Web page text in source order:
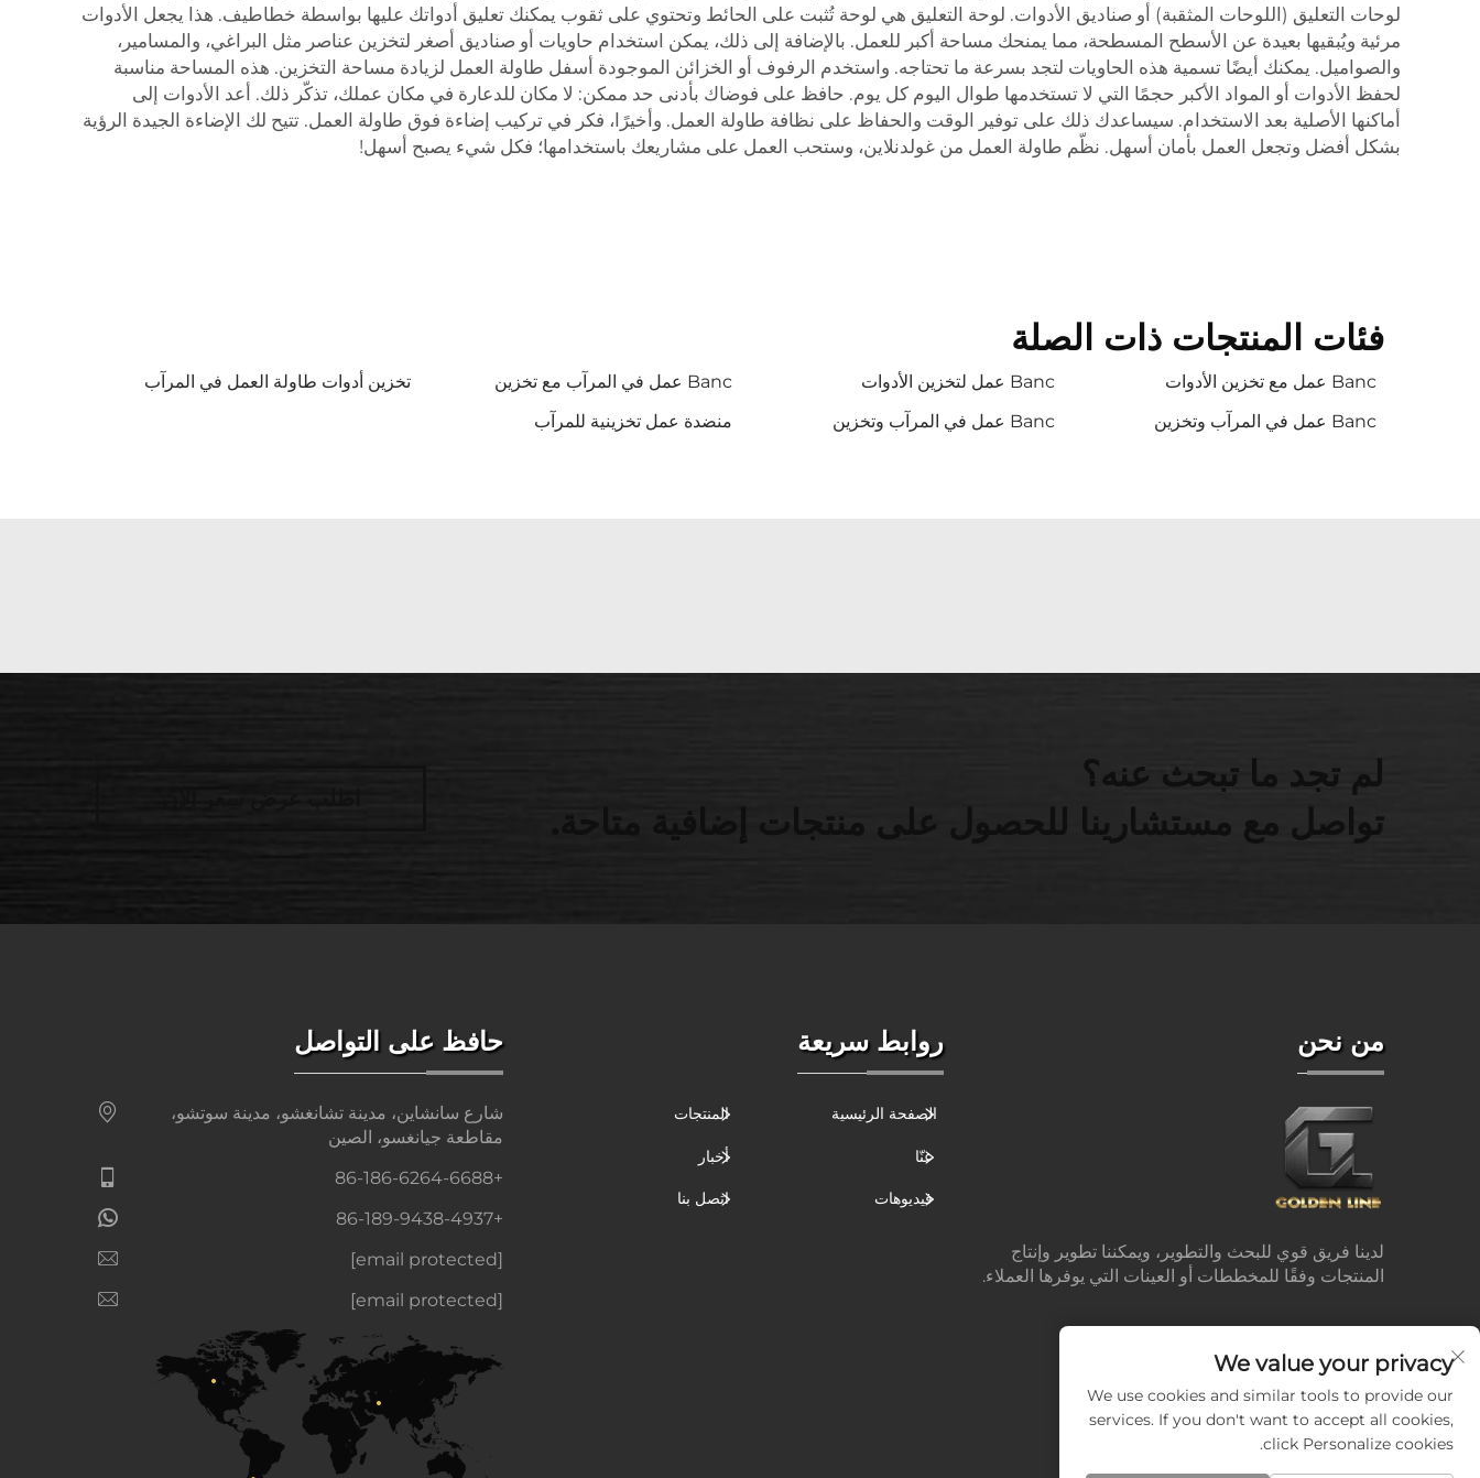
لوحات التعليق (اللوحات المثقبة) أو صناديق الأدوات. لوحة التعليق هي لوحة تُثبت على الحائط وتحتوي على ثقوب يمكنك تعليق أدواتك عليها بواسطة خطاطيف. هذا يجعل الأدوات
مرئية ويُبقيها بعيدة عن الأسطح المسطحة، مما يمنحك مساحة أكبر للعمل. بالإضافة إلى ذلك، يمكن استخدام حاويات أو صناديق أصغر لتخزين عناصر مثل البراغي، والمسامير،
والصواميل. يمكنك أيضًا تسمية هذه الحاويات لتجد بسرعة ما تحتاجه. واستخدم الرفوف أو الخزائن الموجودة أسفل طاولة العمل لزيادة مساحة التخزين. هذه المساحة مناسبة
لحفظ الأدوات أو المواد الأكبر حجمًا التي لا تستخدمها طوال اليوم كل يوم. حافظ على فوضاك بأدنى حد ممكن: لا مكان للدعارة في مكان عملك، تذكّر ذلك. أعد الأدوات إلى
أماكنها الأصلية بعد الاستخدام. سيساعدك ذلك على توفير الوقت والحفاظ على نظافة طاولة العمل. وأخيرًا، فكر في تركيب إضاءة فوق طاولة العمل. تتيح لك الإضاءة الجيدة الرؤية
بشكل أفضل وتجعل العمل بأمان أسهل. نظّم طاولة العمل من غولدنلاين، وستحب العمل على مشاريعك باستخدامها؛ فكل شيء يصبح أسهل!
فئات المنتجات ذات الصلة
Banc عمل مع تخزين الأدوات Banc عمل لتخزين الأدوات Banc عمل في المرآب مع تخزين
تخزين أدوات طاولة العمل في المرآب
Banc عمل في المرآب وتخزين
Banc عمل في المرآب وتخزين منضدة عمل تخزينية للمرآب
لم تجد ما تبحث عنه؟
تواصل مع مستشارينا للحصول على منتجات إضافية متاحة.
من نحن
لدينا فريق قوي للبحث والتطوير، ويمكننا تطوير وإنتاج
المنتجات وفقًا للمخططات أو العينات التي يوفرها العملاء.
روابط سريعة
الصفحة الرئيسية المنتجات
عنّا أخبار
فيديوهات اتصل بنا
حافظ على التواصل
شارع سانشاين، مدينة تشانغشو، مدينة سوتشو،
مقاطعة جيانغسو، الصين
+86-186-6264-6688
+86-189-9438-4937
[email protected]
[email protected]
We value your privacy
We use cookies and similar tools to provide our
services. If you don't want to accept all cookies,
click Personalize cookies.